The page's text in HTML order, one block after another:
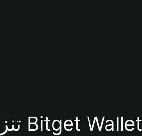
تنزيل تطبيق محفظة Bitget Wallet